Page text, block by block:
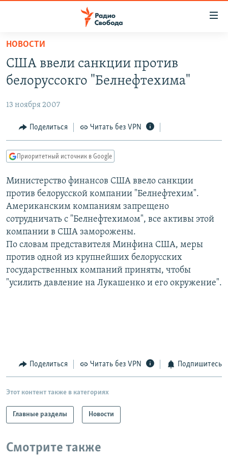
упрощенного
доступа
Вернуться
основному
Вернутся
главной
навигации
Вернутся
поиску
ПОДКАСТЫ
АВТОРСКИЕ ПРОЕКТЫ
ЦИТАТЫ СВОБОДЫ
МНЕНИЯ
IDEL.РЕАЛИИ
КАВКАЗ.РЕАЛИИ
СЕВЕР.РЕАЛИИ
СИБИРЬ.РЕАЛИИ
РАСПИСАНИЕ ВЕЩАНИЯ
ПОДПИШИТЕСЬ НА РАССЫЛКУ
СОЦИАЛЬНЫЕ СЕТИ
НОВОСТИ
США ввели санкции против
белоруссокго "Белнефтехима"
13 ноября 2007
Поделиться Читать без VPN
Приоритетный источник в Google
Министерство финансов США ввело санкции
против белорусской компании "Белнефтехим".
Американским компаниям запрещено
сотрудничать с "Белнефтехимом", все активы этой
компании в США заморожены.
По словам представителя Минфина США, меры
против одной из крупнейших белорусских
государственных компаний приняты, чтобы
"усилить давление на Лукашенко и его окружение".
Поделиться Читать без VPN Подпишитесь
Этот контент также в категориях
Главные разделы Новости
Смотрите также